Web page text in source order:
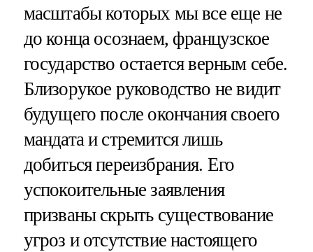
масштабы которых мы все еще не
до конца осознаем, французское
государство остается верным себе.
Близорукое руководство не видит
будущего после окончания своего
мандата и стремится лишь
добиться переизбрания. Его
успокоительные заявления
призваны скрыть существование
угроз и отсутствие настоящего